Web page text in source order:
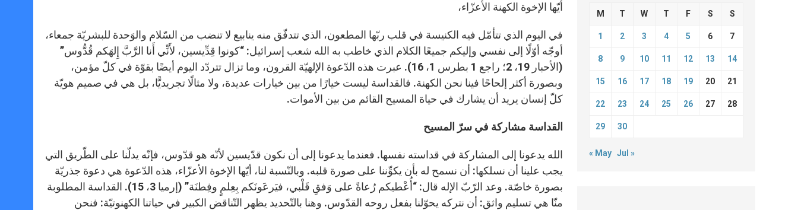
أيّها الإخوة الكهنة الأعزّاء،
في اليوم الذي تتأمّل فيه الكنيسة في قلب ربّها المطعون، الذي تتدفّق منه ينابيع لا تنضب من السّلام والوَحدة للبشريّة جمعاء،
أوجّه أوّلًا إلى نفسي وإليكم جميعًا الكلام الذي خاطب به الله شعب إسرائيل: “كونوا قِدِّيسين، لأَنِّي أَنا الرَّبَّ إِلهَكم قُدُّوس”
(الأحبار 19، 2؛ راجع 1 بطرس 1، 16). عبرت هذه الدّعوة الإلهيّة القرون، وما تزال تتردّد اليوم أيضًا بقوّة في كلّ مؤمن،
وبصورة أكثر إلحاحًا فينا نحن الكهنة. فالقداسة ليست خيارًا من بين خيارات عديدة، ولا مثالًا تجريديًّا، بل هي في صميم هويّة
كلّ إنسان يريد أن يشارك في حياة المسيح القائم من بين الأموات.
القداسة مشاركة في سرّ المسيح
الله يدعونا إلى المشاركة في قداسته نفسها. فعندما يدعونا إلى أن نكون قدّيسين لأنّه هو قدّوس، فإنّه يدلّنا على الطّريق التي
يجب علينا أن نسلكها: أن نسمح له بأن يكوِّننا على صورة قلبه. وبالنّسبة لنا، أيّها الإخوة الأعزّاء، هذه الدّعوة هي دعوة جذريّة
بصورة خاصّة. وعد الرّبّ الإله قال: “أُعْطيكم رُعاةً على وَفقِ قَلْبي، فيَرعَونَكم بِعِلمٍ وفِطنَة” (إرميا 3، 15). القداسة المطلوبة
منّا هي تسليم واثق: أن نتركه يحوّلنا بفعل روحه القدّوس. وهنا بالتّحديد يظهر التّناقض الكبير في حياتنا الكهنوتيّة: فنحن
M T W T F S S
1 2 3 4 5 6 7
8 9 10 11 12 13 14
15 16 17 18 19 20 21
22 23 24 25 26 27 28
29 30
« May Jul »